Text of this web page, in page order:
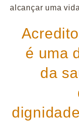
alcançar uma
é uma
da